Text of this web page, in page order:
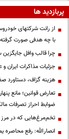
پربازدید ها
از رانت‌ شرکتهای
با چه هدفی صورت
چرا قالب وافل
جزئیات مذاکرات ایران و
هزینه گزاف، دستاورد
تعارض قوانین؛ مانع
ضوابط احراز تصرفات
تخم‌مرغ‌هایی که در مرز
انصارالله: رفع